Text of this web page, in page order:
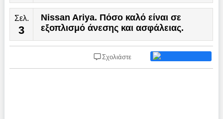
Σελ.
3
Nissan Ariya. Πόσο καλό είναι σε
εξοπλισμό άνεσης και ασφάλειας.
Σχολιάστε